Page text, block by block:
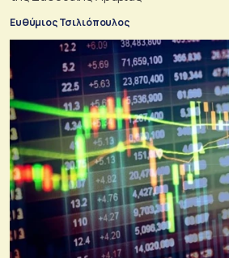
Ευθύμιος Τσιλιόπουλος